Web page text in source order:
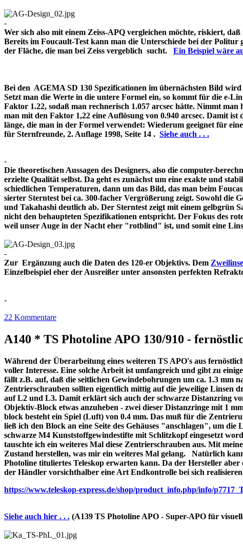
-
Wer sich also mit einem Zeiss-APQ vergleichen möchte, riskiert,
Bereits im Foucault-Test kann man die Unterschiede bei der
der Fläche, die man bei Zeiss vergeblich sucht. Ein Beispiel wäre
Bei den AGEMA SD 130 Spezificationen im übernächsten Bild
Setzt man die Werte in die untere Formel ein, so kommt für die e-
Faktor 1.22, sodaß man rechnerisch 1.057 arcsec hätte. Nimmt
man mit den Faktor 1,22 eine Auflösung von 0.940 arcsec. Damit
länge, die man in der Formel verwendet: Wiederum geeignet für
für Sternfreunde, 2. Auflage 1998, Seite 14 . Siehe auch . . .
-
Die theoretischen Aussagen des Designers, also die computer-
erzielte Qualität selbst. Da geht es zunächst um eine exakte und
schiedlichen Temperaturen, dann um das Bild, das man beim
sierter Sterntest bei ca. 300-facher Vergrößerung zeigt. Sowohl die
und Takahashi deutlich ab. Der Sterntest zeigt mit einem
nicht den behaupteten Spezifikationen entspricht. Der Fokus des
weil unser Auge in der Nacht eher "rotblind" ist, und somit eine
-
Zur Ergänzung auch die Daten des 120-er Objektivs. Dem
Einzelbeispiel eher der Ausreißer unter ansonsten perfekten
-
22 Kommentare
A140 * TS Photoline APO 130/910 -
Während der Überarbeitung eines weiteren TS APO's aus
voller Interesse. Eine solche Arbeit ist umfangreich und gibt zu
fällt z.B. auf, daß die seitlichen Gewindebohrungen um ca. 1.3 mm
Zentrierschrauben sollten eigentlich mittig auf die jeweilige Linsen
auf L2 und L3. Damit erklärt sich auch der schwarze Distanzring
Objektiv-Block etwas anzuheben - zwei dieser Distanzringe mit 1
block besteht ein Spiel (Luft) von 0.4 mm. Das muß für die
ließ ich den Block an eine Seite des Gehäuses "anschlagen", um die
schwarze M4 Kunststoffgewindestifte mit Schlitzkopf eingesetzt
tauschte ich ein weiteres Mal diese Zentrierschrauben aus. Mit
Zustand herstellen, was mir ein weiteres Mal gelang. Natürlich
Photoline tituliertes Teleskop erwarten kann. Da der Hersteller
der Händler vorsichthalber eine Art Endkontrolle bei sich
https://www.teleskop-express.de/shop/product_info.php/info/
Siehe auch hier . . . (A139 TS Photoline APO - Super-APO für